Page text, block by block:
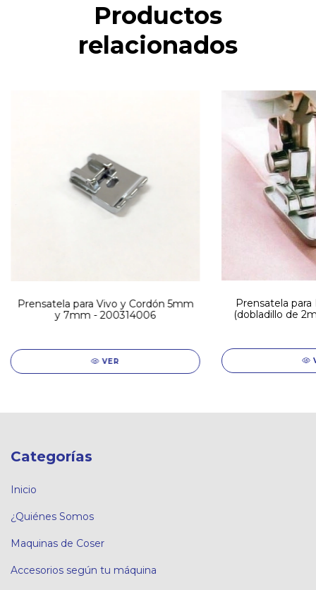
Productos
relacionados
Prensatela para Vivo y Cordón 5mm
y 7mm - 200314006
VER
Prensatela
(dobladillo de
Categorías
Inicio
¿Quiénes Somos
Maquinas de Coser
Accesorios según tu máquina